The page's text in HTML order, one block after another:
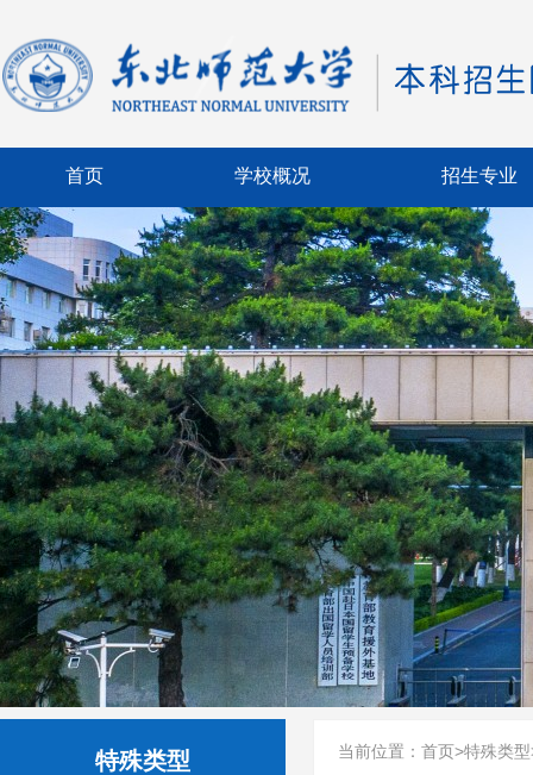
首页 学校概况 招生专业
特殊类型 当前位置： 首页>特殊类型